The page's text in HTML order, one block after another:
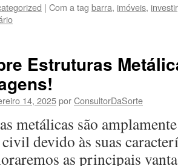
| Com a tag barra, imóveis, investir
Estruturas
14, 2025porConsultorDaSorte
metálicas são
devido às suas
as principais